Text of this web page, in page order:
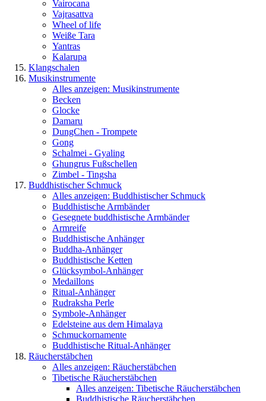
Vairocana
Vajrasattva
Wheel of life
Weiße Tara
Yantras
Kalarupa
Klangschalen
Musikinstrumente
Alles anzeigen: Musikinstrumente
Becken
Glocke
Damaru
DungChen - Trompete
Gong
Schalmei - Gyaling
Ghungrus Fußschellen
Zimbel - Tingsha
Buddhistischer Schmuck
Alles anzeigen: Buddhistischer Schmuck
Buddhistische Armbänder
Gesegnete buddhistische Armbänder
Armreife
Buddhistische Anhänger
Buddha-Anhänger
Buddhistische Ketten
Glücksymbol-Anhänger
Medaillons
Ritual-Anhänger
Rudraksha Perle
Symbole-Anhänger
Edelsteine aus dem Himalaya
Schmuckornamente
Buddhistische Ritual-Anhänger
Räucherstäbchen
Alles anzeigen: Räucherstäbchen
Tibetische Räucherstäbchen
Alles anzeigen: Tibetische Räucherstäbchen
Buddhistische Räucherstäbchen